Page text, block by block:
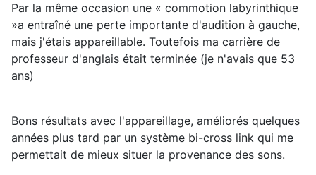
Par la même occasion une « commotion labyrinthique
»a entraîné une perte importante d'audition à gauche,
mais j'étais appareillable. Toutefois ma carrière de
professeur d'anglais était terminée (je n'avais que 53
ans)
Bons résultats avec l'appareillage, améliorés quelques
années plus tard par un système bi-cross link qui me
permettait de mieux situer la provenance des sons.